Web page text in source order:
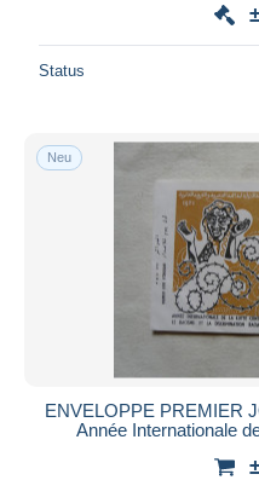
Status
Neu
ENVELOPPE PREMIER
Année Internationale